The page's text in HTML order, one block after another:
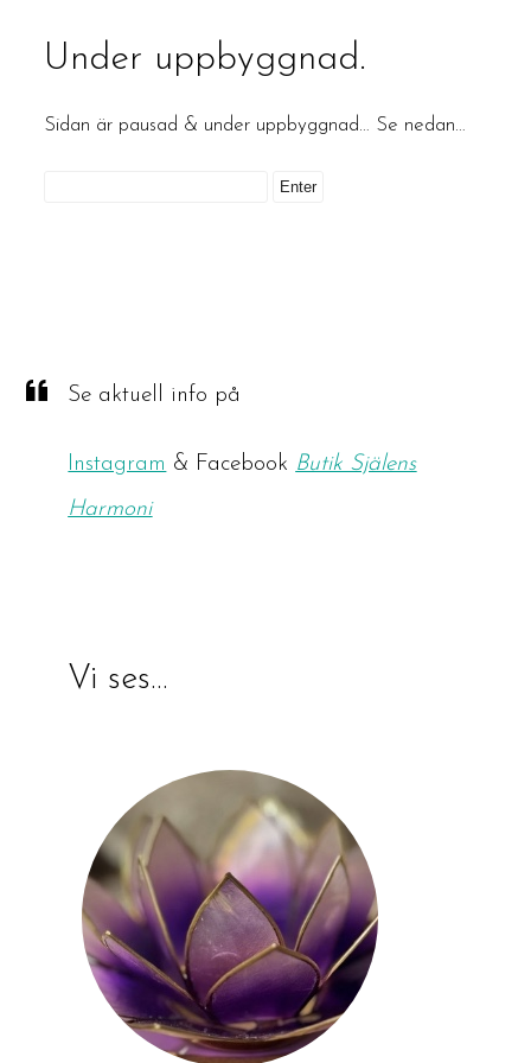
Under uppbyggnad.
Sidan är pausad & under uppbyggnad… Se nedan…
Se aktuell info på
Instagram & Facebook Butik Själens
Harmoni
Vi ses…